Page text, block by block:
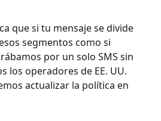
que si tu mensaje se divide
segmentos como si
por un solo SMS sin
los operadores de EE. UU.
actualizar la política en